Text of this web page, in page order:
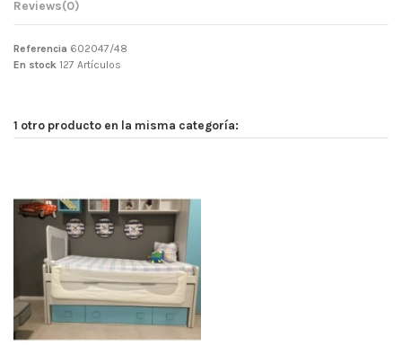
Reviews(0)
Referencia 602047/48
En stock 127 Artículos
1 otro producto en la misma categoría: